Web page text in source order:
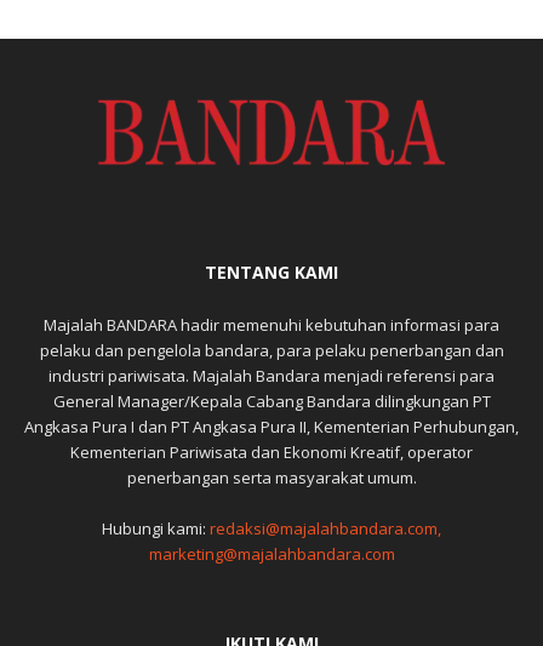
TENTANG KAMI
Majalah BANDARA hadir memenuhi kebutuhan informasi para
pelaku dan pengelola bandara, para pelaku penerbangan dan
industri pariwisata. Majalah Bandara menjadi referensi para
General Manager/Kepala Cabang Bandara dilingkungan PT
Angkasa Pura I dan PT Angkasa Pura II, Kementerian Perhubungan,
Kementerian Pariwisata dan Ekonomi Kreatif, operator
penerbangan serta masyarakat umum.
Hubungi kami: redaksi@majalahbandara.com,
marketing@majalahbandara.com